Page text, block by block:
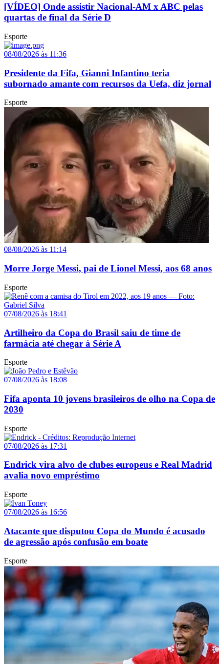
[VÍDEO] Onde assistir Nacional-AM x ABC pelas
quartas de final da Série D
Esporte
08/08/2026 às 11:36
Presidente da Fifa, Gianni Infantino teria
subornado amante com recursos da Uefa, diz jornal
Esporte
08/08/2026 às 11:14
Morre Jorge Messi, pai de Lionel Messi, aos 68 anos
Esporte
07/08/2026 às 18:41
Artilheiro da Copa do Brasil saiu de time de
farmácia até chegar à Série A
Esporte
07/08/2026 às 18:08
Fifa aponta 10 jovens brasileiros de olho na Copa de
2030
Esporte
07/08/2026 às 17:31
Endrick vira alvo de clubes europeus e Real Madrid
avalia novo empréstimo
Esporte
07/08/2026 às 16:56
Atacante que disputou Copa do Mundo é acusado
de agressão após confusão em boate
Esporte